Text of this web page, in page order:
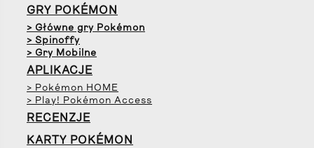
GRY POKÉMON
> Główne gry Pokémon
> Spinoffy
> Gry Mobilne
APLIKACJE
> Pokémon HOME
> Play! Pokémon Access
RECENZJE
KARTY POKÉMON